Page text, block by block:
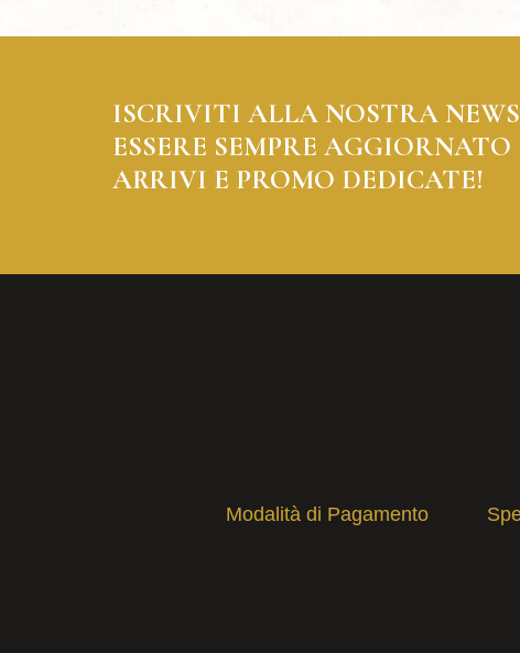
ISCRIVITI ALLA NOSTRA
ESSERE SEMPRE
ARRIVI E PROMO DEDICATE!
Modalità di Pagamento